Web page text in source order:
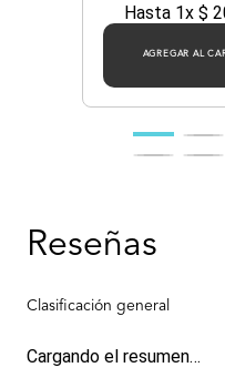
Hasta 1x $
AGREGAR AL
Cargando el resumen…